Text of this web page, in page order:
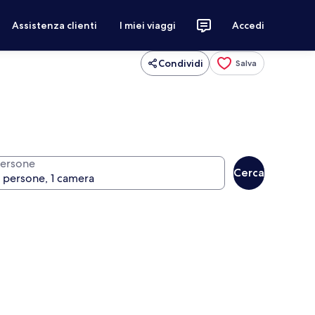
Assistenza clienti I miei viaggi Accedi
Condividi Salva
Cerca